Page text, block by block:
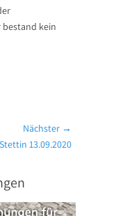
bestand kein
Nächster →
13.09.2020